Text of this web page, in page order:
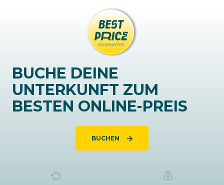
BUCHE DEINE
UNTERKUNFT ZUM
BESTEN ONLINE-PREIS
BUCHEN